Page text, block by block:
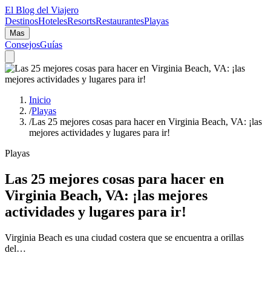
El Blog del Viajero
DestinosHotelesResortsRestaurantesPlayas
Mas
ConsejosGuías
Inicio
/Playas
/Las 25 mejores cosas para hacer en Virginia Beach, VA: ¡las
mejores actividades y lugares para ir!
Playas
Las 25 mejores cosas para hacer en
Virginia Beach, VA: ¡las mejores
actividades y lugares para ir!
Virginia Beach es una ciudad costera que se encuentra a orillas
del…